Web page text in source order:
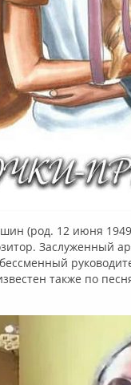
(род. 12 июня
Заслуженный
также по